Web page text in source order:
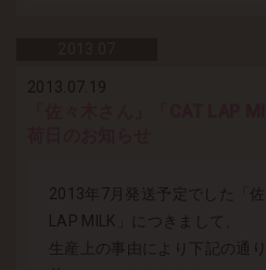
2013.07.19
2013年7月発送予定でした「
LAP MILK」につきまして、
生産上の事由により下記の通